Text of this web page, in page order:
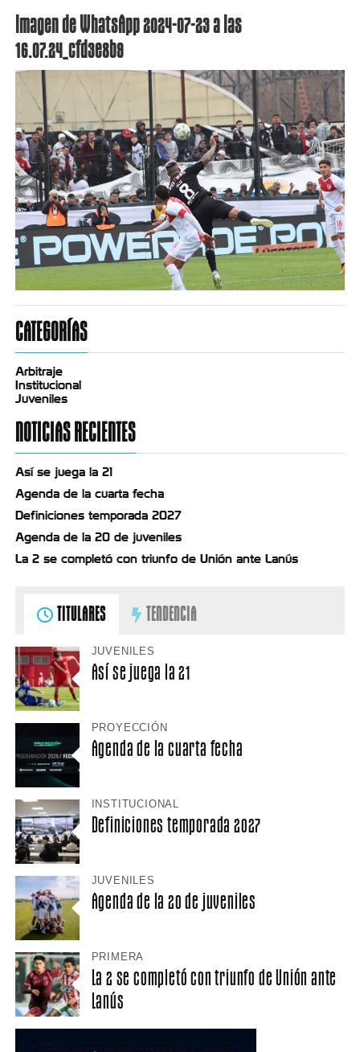
Imagen de WhatsApp 2024-07-23 a las
16.07.24_cfd3e8b9
CATEGORÍAS
Arbitraje
Institucional
Juveniles
NOTICIAS RECIENTES
Así se juega la 21
Agenda de la cuarta fecha
Definiciones temporada 2027
Agenda de la 20 de juveniles
La 2 se completó con triunfo de Unión ante Lanús
TITULARES TENDENCIA
JUVENILES
Así se juega la 21
PROYECCIÓN
Agenda de la cuarta fecha
INSTITUCIONAL
Definiciones temporada 2027
JUVENILES
Agenda de la 20 de juveniles
PRIMERA
La 2 se completó con triunfo de Unión ante
Lanús